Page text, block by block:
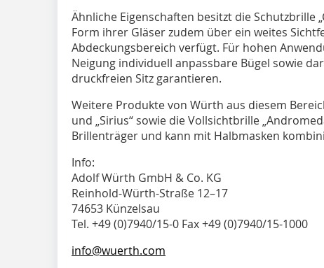
Ähnliche Eigenschaften besitzt die Schutzbrille
Form ihrer Gläser zudem über ein weites
Abdeckungsbereich verfügt. Für hohen
Neigung individuell anpassbare Bügel sowie
druckfreien Sitz garantieren.
Weitere Produkte von Würth aus diesem
und „Sirius“ sowie die Vollsichtbrille
Brillenträger und kann mit Halbmasken
Info:
Adolf Würth GmbH & Co. KG
Reinhold-Würth-Straße 12–17
74653 Künzelsau
Tel. +49 (0)7940/15-0 Fax +49 (0)7940/15-1000
info@wuerth.com